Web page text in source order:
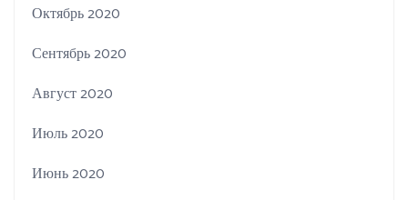
Октябрь 2020
Сентябрь 2020
Август 2020
Июль 2020
Июнь 2020